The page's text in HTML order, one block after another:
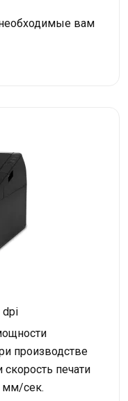
вам
dpi
производстве
печати
мм/сек.